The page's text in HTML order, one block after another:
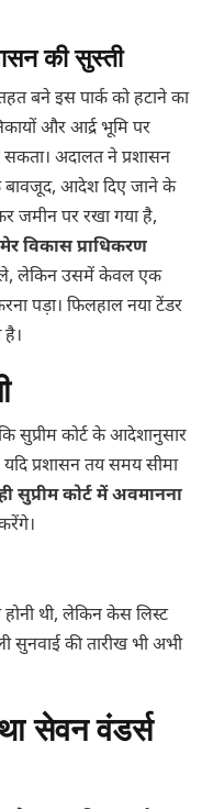
की सुस्ती
बने इस पार्क को हटाने का
और आर्द्र भूमि पर
अदालत ने प्रशासन
बावजूद, आदेश दिए जाने के
जमीन पर रखा गया है,
विकास प्राधिकरण
लेकिन उसमें केवल एक
पड़ा। फिलहाल नया टेंडर
सुप्रीम कोर्ट के आदेशानुसार
प्रशासन तय समय सीमा
सुप्रीम कोर्ट में अवमानना
थी, लेकिन केस लिस्ट
सुनवाई की तारीख भी अभी
सेवन वंडर्स